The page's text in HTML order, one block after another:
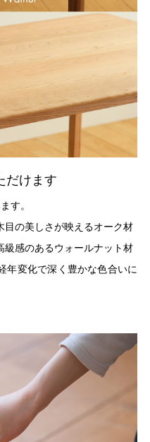
だけます
す。
目の美しさが映えるオーク材
級感のあるウォールナット材
年変化で深く豊かな色合いに